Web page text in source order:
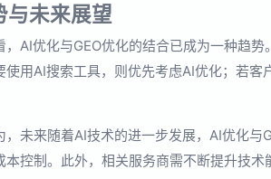
与未来展望
，AI优化与GEO优化的结合已成为一种趋
使用AI搜索工具，则优先考虑AI优化；若
，未来随着AI技术的进一步发展，AI优化
本控制。此外，相关服务商需不断提升技术